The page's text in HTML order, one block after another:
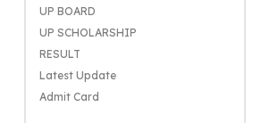
UP BOARD
UP SCHOLARSHIP
RESULT
Latest Update
Admit Card